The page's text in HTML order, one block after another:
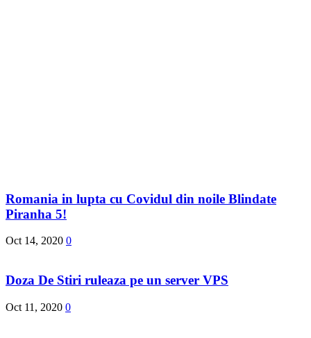
Romania in lupta cu Covidul din noile Blindate
Piranha 5!
Oct 14, 2020 0
Doza De Stiri ruleaza pe un server VPS
Oct 11, 2020 0